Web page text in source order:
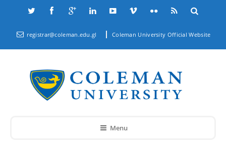
registrar@coleman.edu.gl Coleman University Official Website
Menu